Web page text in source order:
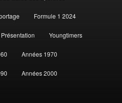
Formule 1 2024
Présentation Youngtimers
Années 1970
Années 2000